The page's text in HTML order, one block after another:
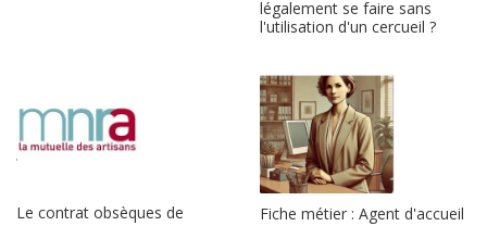
légalement se faire sans
l'utilisation d'un cercueil ?
Le contrat obsèques de
Fiche métier : Agent d'accueil